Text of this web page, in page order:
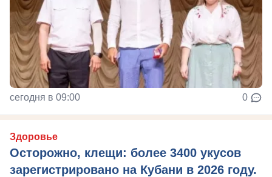
сегодня в 09:00 0
Здоровье
Осторожно, клещи: более 3400 укусов
зарегистрировано на Кубани в 2026 году.